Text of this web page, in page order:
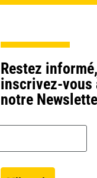
Restez informé,
inscrivez-vous
notre